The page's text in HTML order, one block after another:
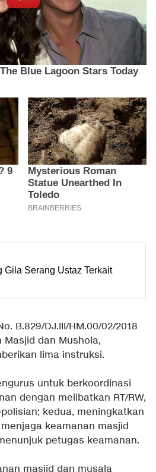
Gila Serang Ustaz Terkait
B.829/DJ.III/HM.00/02/2018
dan Mushola,
lima instruksi.
untuk berkoordinasi
dengan melibatkan RT/RW,
kedua, meningkatkan
keamanan masjid
petugas keamanan.
masjid dan musala